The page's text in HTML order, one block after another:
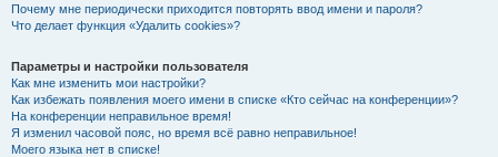
Почему мне периодически приходится повторять ввод имени и пароля?
Что делает функция «Удалить cookies»?
Параметры и настройки пользователя
Как мне изменить мои настройки?
Как избежать появления моего имени в списке «Кто сейчас на конференции»?
На конференции неправильное время!
Я изменил часовой пояс, но время всё равно неправильное!
Моего языка нет в списке!